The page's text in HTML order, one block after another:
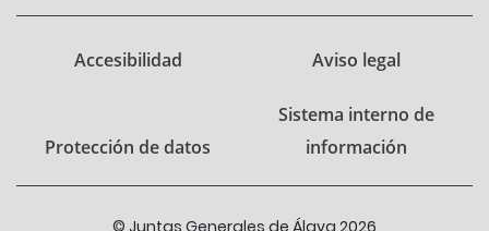
Accesibilidad Aviso legal
Protección de datos
Sistema interno de
información